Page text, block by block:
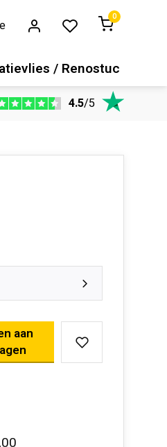
0
/ Renostuc
Vloeren website 1100m2
4.5/5
aan